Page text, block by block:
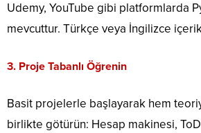
Udemy, YouTube gibi platformlarda
mevcuttur. Türkçe veya İngilizce
3. Proje Tabanlı Öğrenin
Basit projelerle başlayarak hem
birlikte götürün: Hesap makinesi,